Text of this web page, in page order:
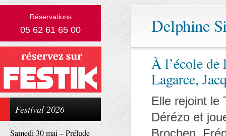
Réservations
05 62 61 65 00
Festival 2026
Samedi 30 mai – Prélude
Delphine
À l’école de
Lagarce,
Elle rejoint le
Dérézo et
Brochen,